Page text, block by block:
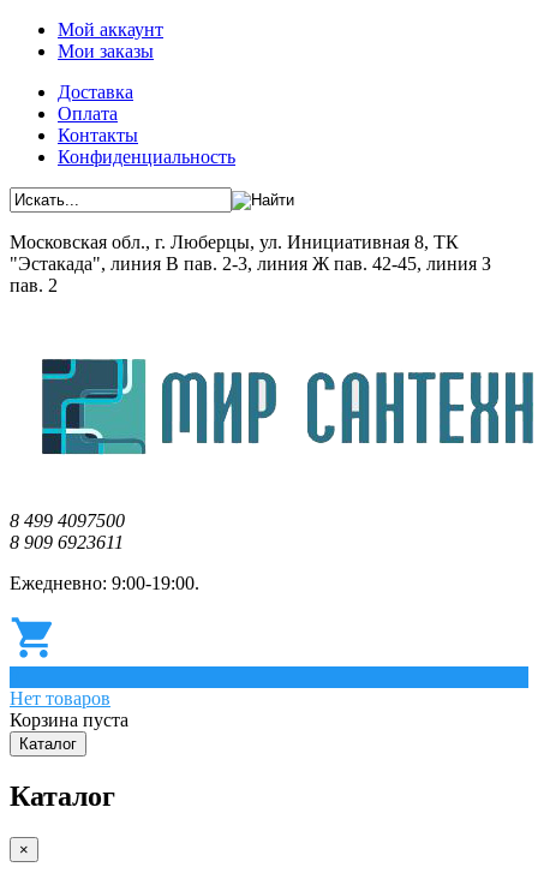
Мой аккаунт
Мои заказы
Доставка
Оплата
Контакты
Конфиденциальность
Московская обл., г. Люберцы, ул. Инициативная 8, ТК
"Эстакада", линия В пав. 2-3, линия Ж пав. 42-45, линия З
пав. 2
8 499 4097500
8 909 6923611
Ежедневно: 9:00-19:00.
Нет товаров
Корзина пуста
Каталог
Каталог
×